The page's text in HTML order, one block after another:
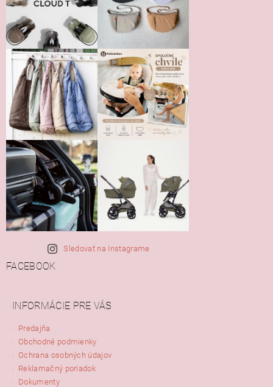
Sledovať na Instagrame
FACEBOOK
INFORMÁCIE PRE VÁS
Predajňa
Obchodné podmienky
Ochrana osobných údajov
Reklamačný poriadok
Dokumenty